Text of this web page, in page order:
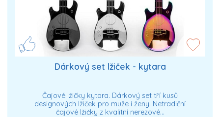
Dárkový set lžiček - kytara
Čajové lžičky kytara. Dárkový set tří kusů
designových lžiček pro muže i ženy. Netradiční
čajové lžičky z kvalitní nerezové…